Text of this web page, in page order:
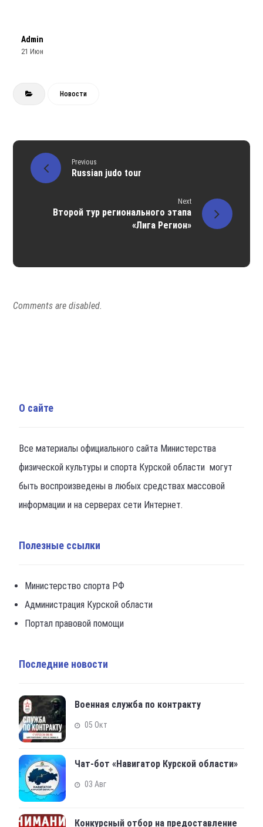
Admin
21 Июн
Новости
Previous
Russian judo tour
Next
Второй тур регионального этапа
«Лига Регион»
Comments are disabled.
О сайте
Все материалы официального сайта Министерства
физической культуры и спорта Курской области могут
быть воспроизведены в любых средствах массовой
информации и на серверах сети Интернет.
Полезные ссылки
Министерство спорта РФ
Администрация Курской области
Портал правовой помощи
Последние новости
Военная служба по контракту
05 Окт
Чат-бот «Навигатор Курской области»
03 Авг
Конкурсный отбор на предоставление